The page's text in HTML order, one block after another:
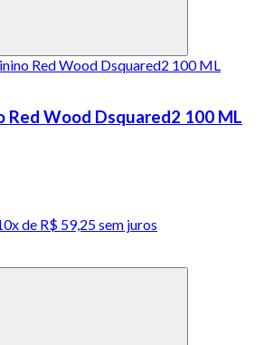
Red Wood Dsquared2 100 ML
de R$ 59,25 sem juros